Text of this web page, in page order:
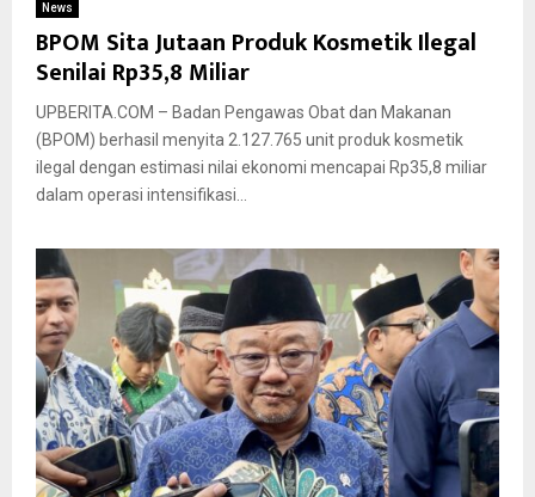
News
BPOM Sita Jutaan Produk Kosmetik Ilegal
Senilai Rp35,8 Miliar
UPBERITA.COM – Badan Pengawas Obat dan Makanan
(BPOM) berhasil menyita 2.127.765 unit produk kosmetik
ilegal dengan estimasi nilai ekonomi mencapai Rp35,8 miliar
dalam operasi intensifikasi...